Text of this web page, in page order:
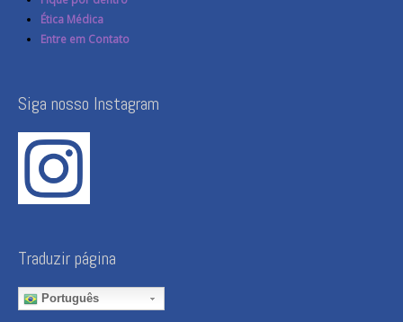
Ética Médica
Entre em Contato
Siga nosso Instagram
Traduzir página
Português